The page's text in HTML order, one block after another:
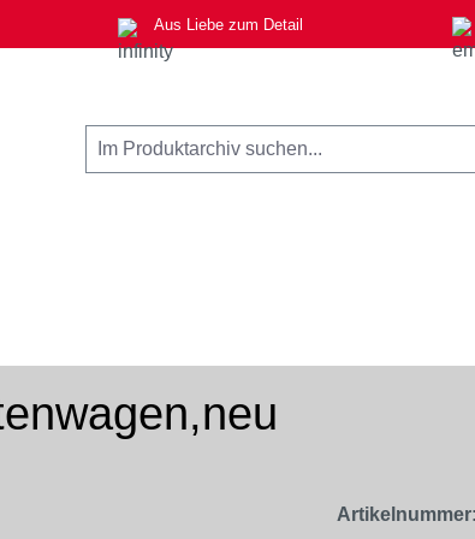
Aus Liebe zum Detail